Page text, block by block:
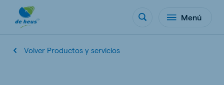
Menú
Volver Productos y servicios